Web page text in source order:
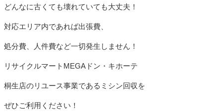
どんなに古くても壊れていても大丈夫！
対応エリア内であれば出張費、
処分費、人件費など一切発生しません！
リサイクルマートMEGAドン・キホーテ
桐生店のリユース事業であるミシン回収を
ぜひご利用ください！